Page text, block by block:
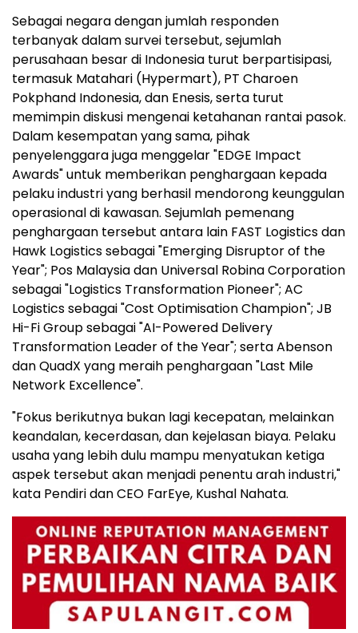
Sebagai negara dengan jumlah responden
terbanyak dalam survei tersebut, sejumlah
perusahaan besar di Indonesia turut berpartisipasi,
termasuk Matahari (Hypermart), PT Charoen
Pokphand Indonesia, dan Enesis, serta turut
memimpin diskusi mengenai ketahanan rantai pasok.
Dalam kesempatan yang sama, pihak
penyelenggara juga menggelar "EDGE Impact
Awards" untuk memberikan penghargaan kepada
pelaku industri yang berhasil mendorong keunggulan
operasional di kawasan. Sejumlah pemenang
penghargaan tersebut antara lain FAST Logistics dan
Hawk Logistics sebagai "Emerging Disruptor of the
Year"; Pos Malaysia dan Universal Robina Corporation
sebagai "Logistics Transformation Pioneer"; AC
Logistics sebagai "Cost Optimisation Champion"; JB
Hi-Fi Group sebagai "AI-Powered Delivery
Transformation Leader of the Year"; serta Abenson
dan QuadX yang meraih penghargaan "Last Mile
Network Excellence".
"Fokus berikutnya bukan lagi kecepatan, melainkan
keandalan, kecerdasan, dan kejelasan biaya. Pelaku
usaha yang lebih dulu mampu menyatukan ketiga
aspek tersebut akan menjadi penentu arah industri,"
kata Pendiri dan CEO FarEye, Kushal Nahata.